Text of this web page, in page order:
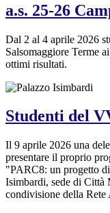
a.s. 25-26
Dal 2 al 4 aprile 2026
Salsomaggiore Terme
ottimi risultati.
Studenti del
Il 9 aprile 2026 una
presentare il proprio
"PARC8: un progetto
Isimbardi, sede di Città
condivisione della